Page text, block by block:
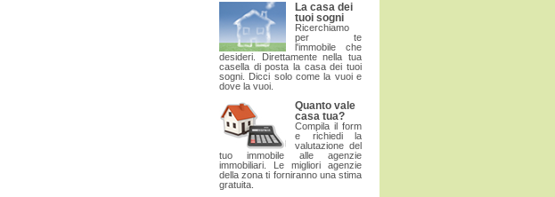
La casa dei
tuoi sogni
Ricerchiamo
per te
l'immobile che
desideri. Direttamente nella tua
casella di posta la casa dei tuoi
sogni. Dicci solo come la vuoi e
dove la vuoi.
Quanto vale
casa tua?
Compila il form
e richiedi la
valutazione del
tuo immobile alle agenzie
immobiliari. Le migliori agenzie
della zona ti forniranno una stima
gratuita.